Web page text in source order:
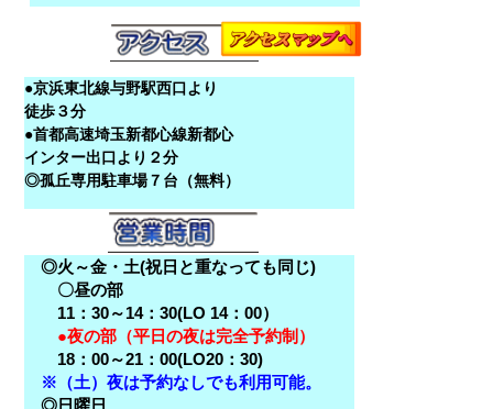
●京浜東北線与野駅西口より
徒歩３分
●首都高速埼玉新都心線新都心
インター出口より２分
◎孤丘専用駐車場７台（無料）
◎火～金・土(祝日と重なっても同じ)
〇昼の部
11：30～14：30(LO 14：00）
●夜の部（平日の夜は完全予約制）
18：00～21：00(LO20：30)
※（土）夜は予約なしでも利用可能。
◎日曜日